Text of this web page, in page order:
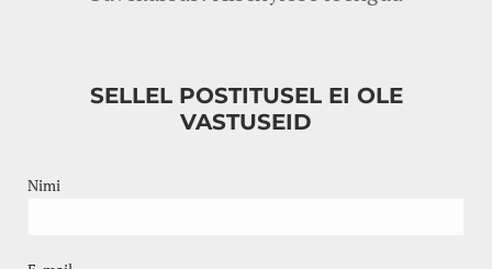
SELLEL POSTITUSEL EI OLE
VASTUSEID
Nimi